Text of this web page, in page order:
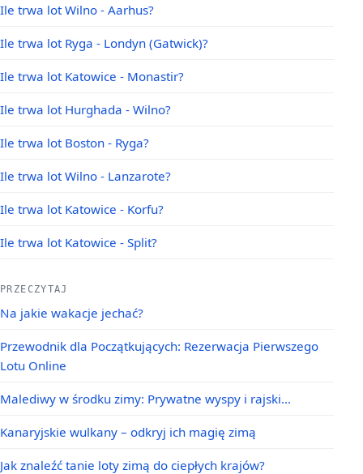
Ile trwa lot Wilno - Aarhus?
Ile trwa lot Ryga - Londyn (Gatwick)?
Ile trwa lot Katowice - Monastir?
Ile trwa lot Hurghada - Wilno?
Ile trwa lot Boston - Ryga?
Ile trwa lot Wilno - Lanzarote?
Ile trwa lot Katowice - Korfu?
Ile trwa lot Katowice - Split?
PRZECZYTAJ
Na jakie wakacje jechać?
Przewodnik dla Początkujących: Rezerwacja Pierwszego
Lotu Online
Malediwy w środku zimy: Prywatne wyspy i rajski…
Kanaryjskie wulkany – odkryj ich magię zimą
Jak znaleźć tanie loty zimą do ciepłych krajów?